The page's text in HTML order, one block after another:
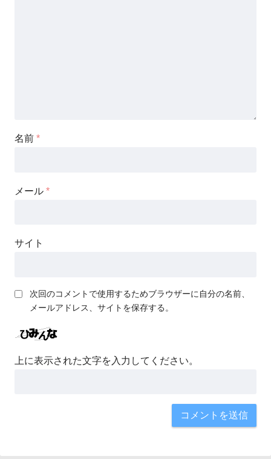
名前 *
メール *
サイト
次回のコメントで使用するためブラウザーに自分の名前、
メールアドレス、サイトを保存する。
上に表示された文字を入力してください。